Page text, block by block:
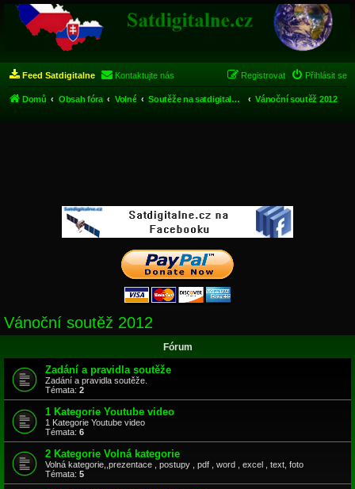
Feed Satdigitalne Kontaktujte nás Přihlásit se
Registrovat
Domů Obsah fóra Volné Soutěže na satdigitalne.cz Vánoční soutěž 2012
Vánoční soutěž 2012
Fórum
Zadání a pravidla soutěže
Zadání a pravidla soutěže.
Témata: 2
1 Kategorie Youtube video
1 Kategorie Youtube video
Témata: 6
2 Kategorie Volná kategorie
Volná kategorie,,prezentace , postupy , pdf , word , excel , text, foto
Témata: 5